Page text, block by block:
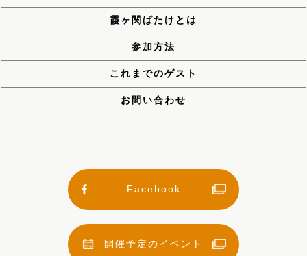
霞ヶ関ばたけとは
参加方法
これまでのゲスト
お問い合わせ
Facebook
開催予定のイベント